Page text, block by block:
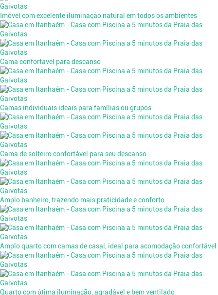
Imóvel com excelente iluminação natural em todos os ambientes
Cama confortavel para descanso
Camas individuais ideais para famílias ou grupos
Cama de solteiro confortável para seu descanso
Amplo banheiro, trazendo mais praticidade e conforto
Amplo quarto com camas de casal, ideal para acomodação confortável
Quarto com ótima iluminação, agradável e bem ventilado